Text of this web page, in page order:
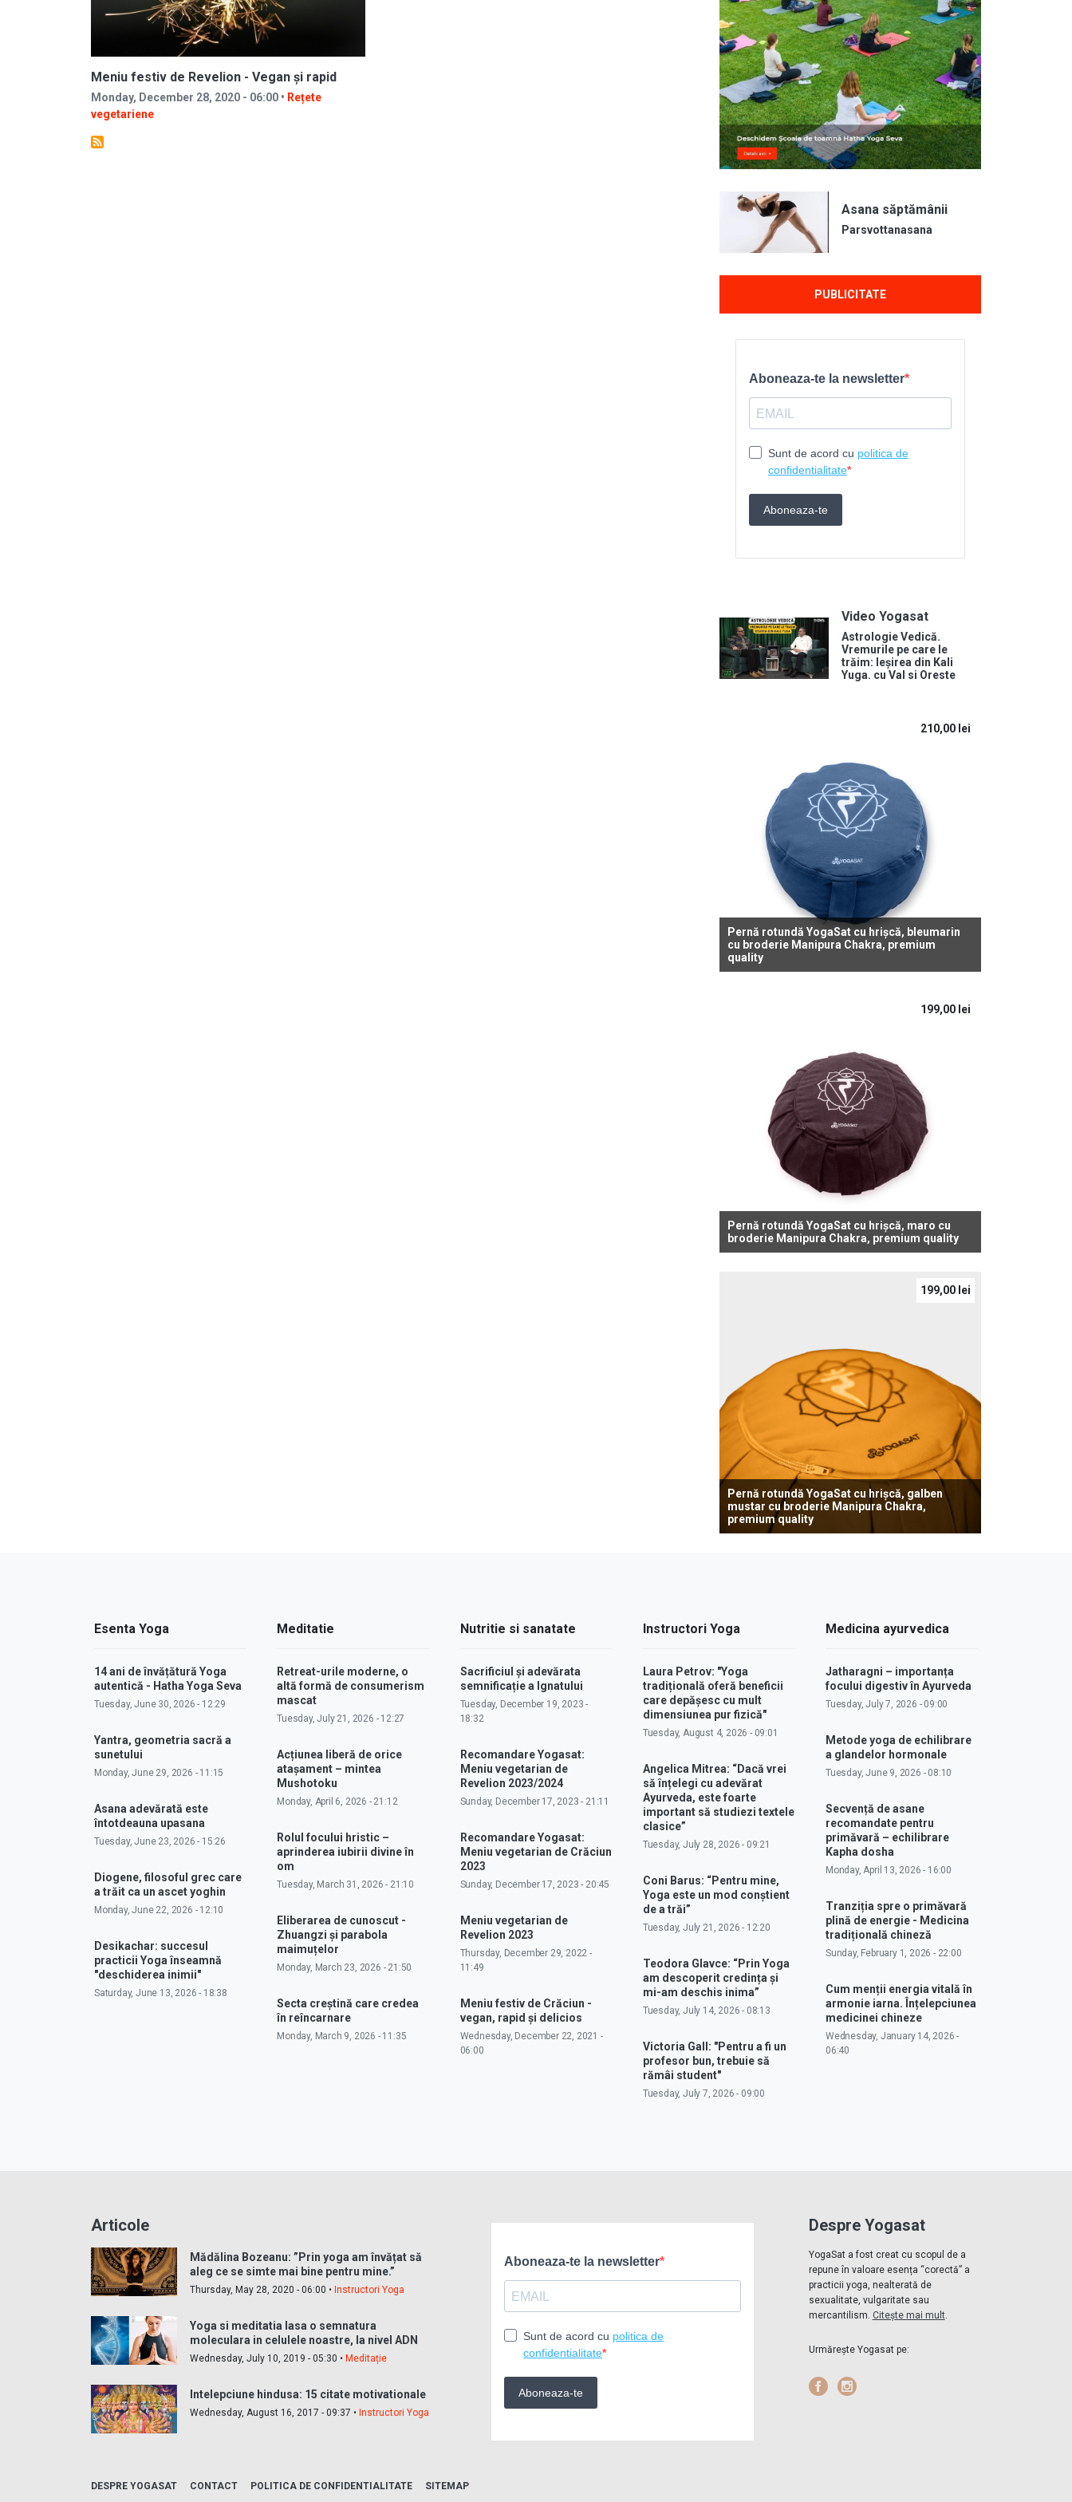
Meniu festiv de Revelion - Vegan și rapid
Monday, December 28, 2020 - 06:00 • Rețete
vegetariene
Asana săptămânii
Parsvottanasana
PUBLICITATE
Video Yogasat
Astrologie Vedică.
Vremurile pe care le
trăim: Ieșirea din Kali
Yuga. cu Val si Oreste
Pernă rotundă YogaSat cu hrișcă, bleumarin
cu broderie Manipura Chakra, premium
quality
210,00 lei
Pernă rotundă YogaSat cu hrișcă, maro cu
broderie Manipura Chakra, premium quality
199,00 lei
Pernă rotundă YogaSat cu hrișcă, galben
mustar cu broderie Manipura Chakra,
premium quality
199,00 lei
Esenta Yoga
14 ani de învățătură Yoga
autentică - Hatha Yoga Seva
Tuesday, June 30, 2026 - 12:29
Yantra, geometria sacră a
sunetului
Monday, June 29, 2026 - 11:15
Asana adevărată este
întotdeauna upasana
Tuesday, June 23, 2026 - 15:26
Diogene, filosoful grec care
a trăit ca un ascet yoghin
Monday, June 22, 2026 - 12:10
Desikachar: succesul
practicii Yoga înseamnă
"deschiderea inimii"
Saturday, June 13, 2026 - 18:38
Meditatie
Retreat-urile moderne, o
altă formă de consumerism
mascat
Tuesday, July 21, 2026 - 12:27
Acțiunea liberă de orice
atașament – mintea
Mushotoku
Monday, April 6, 2026 - 21:12
Rolul focului hristic –
aprinderea iubirii divine în
om
Tuesday, March 31, 2026 - 21:10
Eliberarea de cunoscut -
Zhuangzi și parabola
maimuțelor
Monday, March 23, 2026 - 21:50
Secta creștină care credea
în reîncarnare
Monday, March 9, 2026 - 11:35
Nutritie si sanatate
Sacrificiul și adevărata
semnificație a Ignatului
Tuesday, December 19, 2023 -
18:32
Recomandare Yogasat:
Meniu vegetarian de
Revelion 2023/2024
Sunday, December 17, 2023 - 21:11
Recomandare Yogasat:
Meniu vegetarian de Crăciun
2023
Sunday, December 17, 2023 - 20:45
Meniu vegetarian de
Revelion 2023
Thursday, December 29, 2022 -
11:49
Meniu festiv de Crăciun -
vegan, rapid și delicios
Wednesday, December 22, 2021 -
06:00
Instructori Yoga
Laura Petrov: "Yoga
tradițională oferă beneficii
care depășesc cu mult
dimensiunea pur fizică"
Tuesday, August 4, 2026 - 09:01
Angelica Mitrea: “Dacă vrei
să înțelegi cu adevărat
Ayurveda, este foarte
important să studiezi textele
clasice”
Tuesday, July 28, 2026 - 09:21
Coni Barus: “Pentru mine,
Yoga este un mod conștient
de a trăi”
Tuesday, July 21, 2026 - 12:20
Teodora Glavce: “Prin Yoga
am descoperit credința și
mi-am deschis inima”
Tuesday, July 14, 2026 - 08:13
Victoria Gall: "Pentru a fi un
profesor bun, trebuie să
rămâi student"
Tuesday, July 7, 2026 - 09:00
Medicina ayurvedica
Jatharagni – importanța
focului digestiv în Ayurveda
Tuesday, July 7, 2026 - 09:00
Metode yoga de echilibrare
a glandelor hormonale
Tuesday, June 9, 2026 - 08:10
Secvență de asane
recomandate pentru
primăvară – echilibrare
Kapha dosha
Monday, April 13, 2026 - 16:00
Tranziția spre o primăvară
plină de energie - Medicina
tradițională chineză
Sunday, February 1, 2026 - 22:00
Cum menții energia vitală în
armonie iarna. Înțelepciunea
medicinei chineze
Wednesday, January 14, 2026 -
06:40
Articole
Mădălina Bozeanu: ”Prin yoga am învățat să
aleg ce se simte mai bine pentru mine.”
Thursday, May 28, 2020 - 06:00 •Instructori Yoga
Yoga si meditatia lasa o semnatura
moleculara in celulele noastre, la nivel ADN
Wednesday, July 10, 2019 - 05:30 •Meditație
Intelepciune hindusa: 15 citate motivationale
Wednesday, August 16, 2017 - 09:37 •Instructori Yoga
Despre Yogasat
YogaSat a fost creat cu scopul de a
repune în valoare esența “corectă” a
practicii yoga, nealterată de
sexualitate, vulgaritate sau
mercantilism. Citește mai mult.
Urmărește Yogasat pe:
FacebookInstagram
DESPRE YOGASAT CONTACT POLITICA DE CONFIDENTIALITATE
SITEMAP